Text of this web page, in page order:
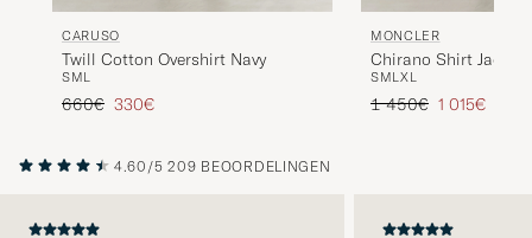
CARUSO
Twill Cotton Overshirt Navy
SML
Reguliere prijs
660€ Verlaagd prijs
330€
MONCLER
Chirano Shirt Jacket
SMLXL
Reguliere prijs
1 450€ Verlaagd
1 015€
4.60/5 209 BEOORDELINGEN